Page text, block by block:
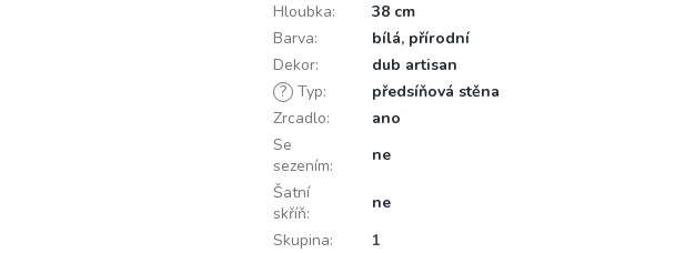
Hloubka:
38 cm
Barva: bílá, přírodní
Dekor:
dub artisan
? Typ:
předsíňová stěna
Zrcadlo:
ano
Se
sezením:
ne
Šatní
skříň:
ne
Skupina:
1